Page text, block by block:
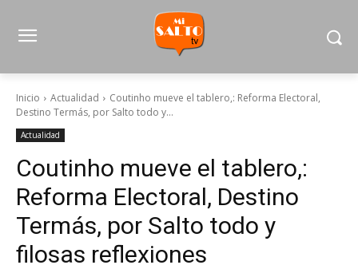
Inicio Actualidad
Coutinho mueve el tablero,: Reforma Electoral,
Destino Termás, por Salto todo y...
Actualidad
Coutinho mueve el tablero,:
Reforma Electoral, Destino
Termás, por Salto todo y
filosas reflexiones